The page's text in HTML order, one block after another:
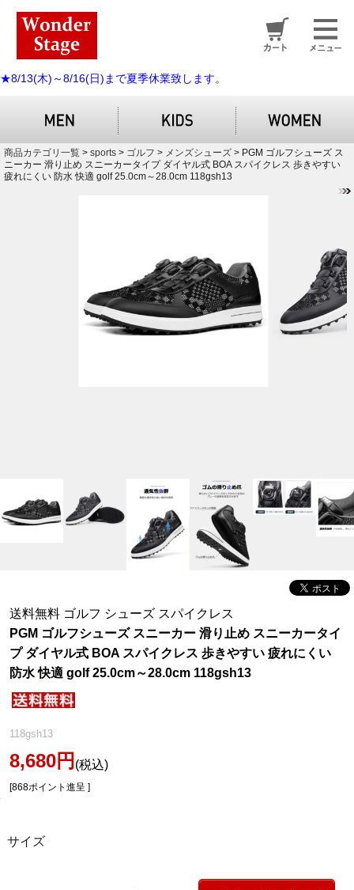
★8/13(木)～8/16(日)まで夏季休業致します。
商品カテゴリ一覧 > sports > ゴルフ > メンズシューズ > PGM ゴルフシューズ ス
ニーカー 滑り止め スニーカータイプ ダイヤル式 BOA スパイクレス 歩きやすい
疲れにくい 防水 快適 golf 25.0cm～28.0cm 118gsh13
送料無料 ゴルフ シューズ スパイクレス
PGM ゴルフシューズ スニーカー 滑り止め スニーカータイ
プ ダイヤル式 BOA スパイクレス 歩きやすい 疲れにくい
防水 快適 golf 25.0cm～28.0cm 118gsh13
118gsh13
8,680円 (税込)
[868ポイント進呈 ]
サイズ